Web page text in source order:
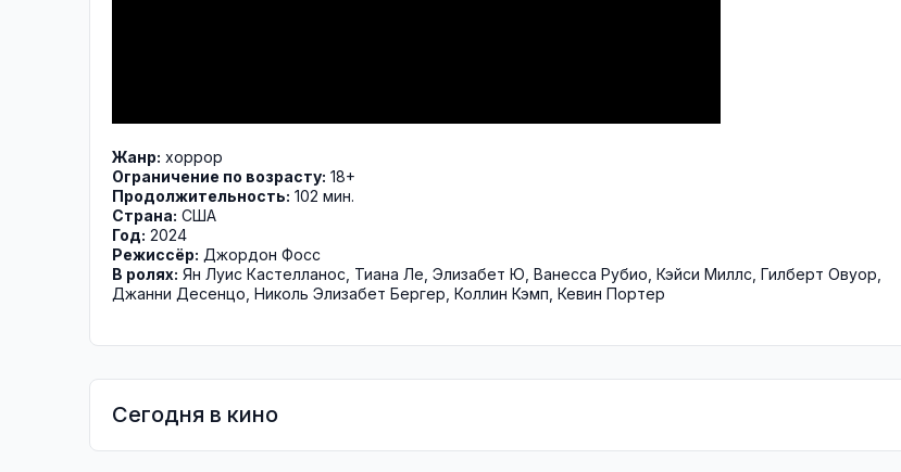
Жанр: хоррор
Ограничение по возрасту: 18+
Продолжительность: 102 мин.
Страна: США
Год: 2024
Режиссёр: Джордон Фосс
В ролях: Ян Луис Кастелланос Тиана Ле Элизабет Ю Ванесса Рубио Кэйси Миллс Гилберт Овуор
Джанни Десенцо Николь Элизабет Бергер Коллин Кэмп Кевин Портер
Сегодня в кино